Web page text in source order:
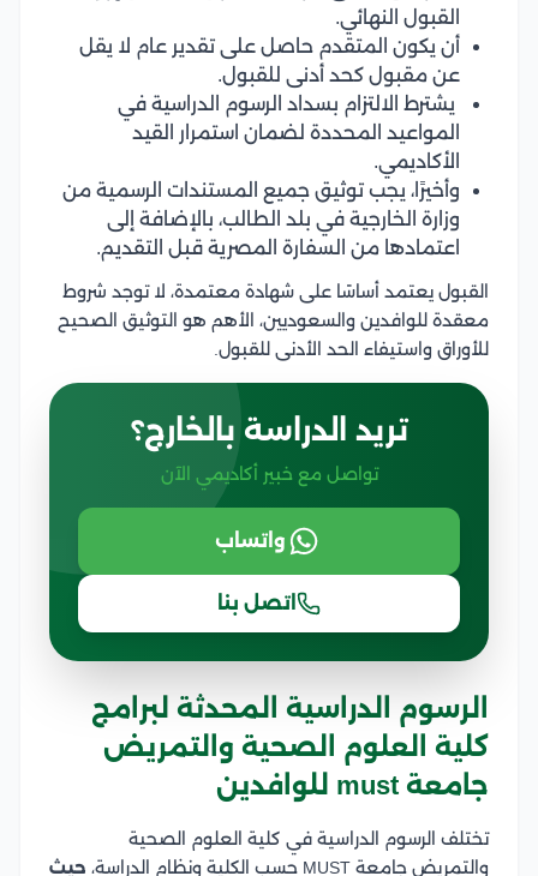
القبول النهائي.
أن يكون المتقدم حاصل على تقدير عام لا يقل
عن مقبول كحد أدنى للقبول.
يشترط الالتزام بسداد الرسوم الدراسية في
المواعيد المحددة لضمان استمرار القيد
الأكاديمي.
وأخيرًا، يجب توثيق جميع المستندات الرسمية من
وزارة الخارجية في بلد الطالب، بالإضافة إلى
اعتمادها من السفارة المصرية قبل التقديم.
القبول يعتمد أساسًا على شهادة معتمدة، لا توجد شروط
معقدة للوافدين والسعوديين، الأهم هو التوثيق الصحيح
للأوراق واستيفاء الحد الأدنى للقبول.
تريد الدراسة بالخارج؟
تواصل مع خبير أكاديمي الآن
واتساب
اتصل بنا
الرسوم الدراسية المحدثة لبرامج
كلية العلوم الصحية والتمريض
جامعة must للوافدين
تختلف الرسوم الدراسية في كلية العلوم الصحية
والتمريض جامعة MUST حسب الكلية ونظام الدراسة،
حيث